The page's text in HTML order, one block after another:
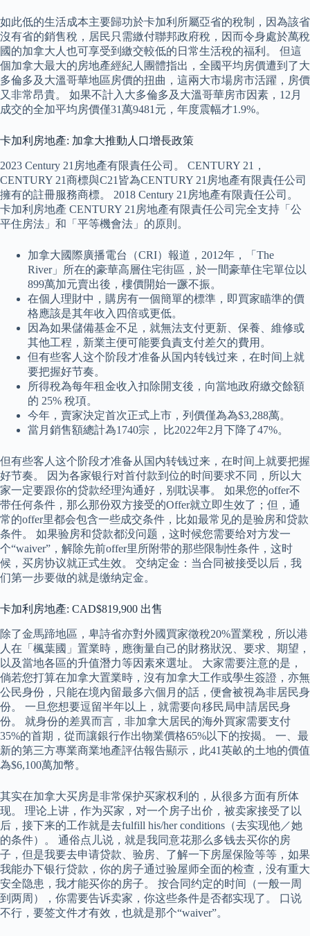
如此低的生活成本主要歸功於卡加利所屬亞省的稅制，因為該省
沒有省的銷售稅，居民只需繳付聯邦政府稅，因而令身處於萬稅
國的加拿大人也可享受到繳交較低的日常生活稅的福利。 但這
個加拿大最大的房地產經紀人團體指出，全國平均房價遭到了大
多倫多及大溫哥華地區房價的扭曲，這兩大市場房市活躍，房價
又非常昂貴。 如果不計入大多倫多及大溫哥華房市因素，12月
成交的全加平均房價僅31萬9481元，年度震幅才1.9%。
卡加利房地產: 加拿大推動人口增長政策
2023 Century 21房地產有限責任公司。 CENTURY 21，
CENTURY 21商標與C21皆為CENTURY 21房地產有限責任公司
擁有的註冊服務商標。 2018 Century 21房地產有限責任公司。
卡加利房地產 CENTURY 21房地產有限責任公司完全支持「公
平住房法」和「平等機會法」的原則。
加拿大國際廣播電台（CRI）報道，2012年，「The
River」所在的豪華高層住宅街區，於一間豪華住宅單位以
899萬加元賣出後，樓價開始一蹶不振。
在個人理財中，購房有一個簡單的標準，即買家瞄準的價
格應該是其年收入四倍或更低。
因為如果儲備基金不足，就無法支付更新、保養、維修或
其他工程，新業主便可能要負責支付差欠的費用。
但有些客人这个阶段才准备从国内转钱过来，在时间上就
要把握好节奏。
所得稅為每年租金收入扣除開支後，向當地政府繳交餘額
的 25% 稅項。
今年，賣家決定首次正式上市，列價僅為為$3,288萬。
當月銷售額總計為1740宗， 比2022年2月下降了47%。
但有些客人这个阶段才准备从国内转钱过来，在时间上就要把握
好节奏。 因为各家银行对首付款到位的时间要求不同，所以大
家一定要跟你的贷款经理沟通好，别耽误事。 如果您的offer不
带任何条件，那么那份双⽅接受的Offer就⽴即⽣效了；但，通
常的offer⾥都会包含⼀些成交条件，⽐如最常见的是验房和贷款
条件。 如果验房和贷款都没问题，这时候您需要给对⽅发⼀
个“waiver”，解除先前offer⾥所附带的那些限制性条件，这时
候，买房协议就正式⽣效。 交纳定金：当合同被接受以后，我
们第一步要做的就是缴纳定金。
卡加利房地產: CAD$819,900 出售
除了金馬蹄地區，卑詩省亦對外國買家徵稅20%置業稅，所以港
人在「楓葉國」置業時，應衡量自己的財務狀況、要求、期望，
以及當地各區的升值潛力等因素來選址。 大家需要注意的是，
倘若您打算在加拿大置業時，沒有加拿大工作或學生簽證，亦無
公民身份，只能在境內留最多六個月的話，便會被視為非居民身
份。 一旦您想要逗留半年以上，就需要向移民局申請居民身
份。 就身份的差異而言，非加拿大居民的海外買家需要支付
35%的首期，從而讓銀行作出物業價格65%以下的按揭。 一、最
新的第三方專業商業地產評估報告顯示，此41英畝的土地的價值
為$6,100萬加幣。
其实在加拿大买房是非常保护买家权利的，从很多方面有所体
现。 理论上讲，作为买家，对一个房子出价，被卖家接受了以
后，接下来的工作就是去fulfill his/her conditions（去实现他／她
的条件）。 通俗点儿说，就是我同意花那么多钱去买你的房
子，但是我要去申请贷款、验房、了解一下房屋保险等等，如果
我能办下银行贷款，你的房子通过验屋师全面的检查，没有重大
安全隐患，我才能买你的房子。 按合同约定的时间（一般一周
到两周），你需要告诉卖家，你这些条件是否都实现了。 口说
不行，要签文件才有效，也就是那个“waiver”。